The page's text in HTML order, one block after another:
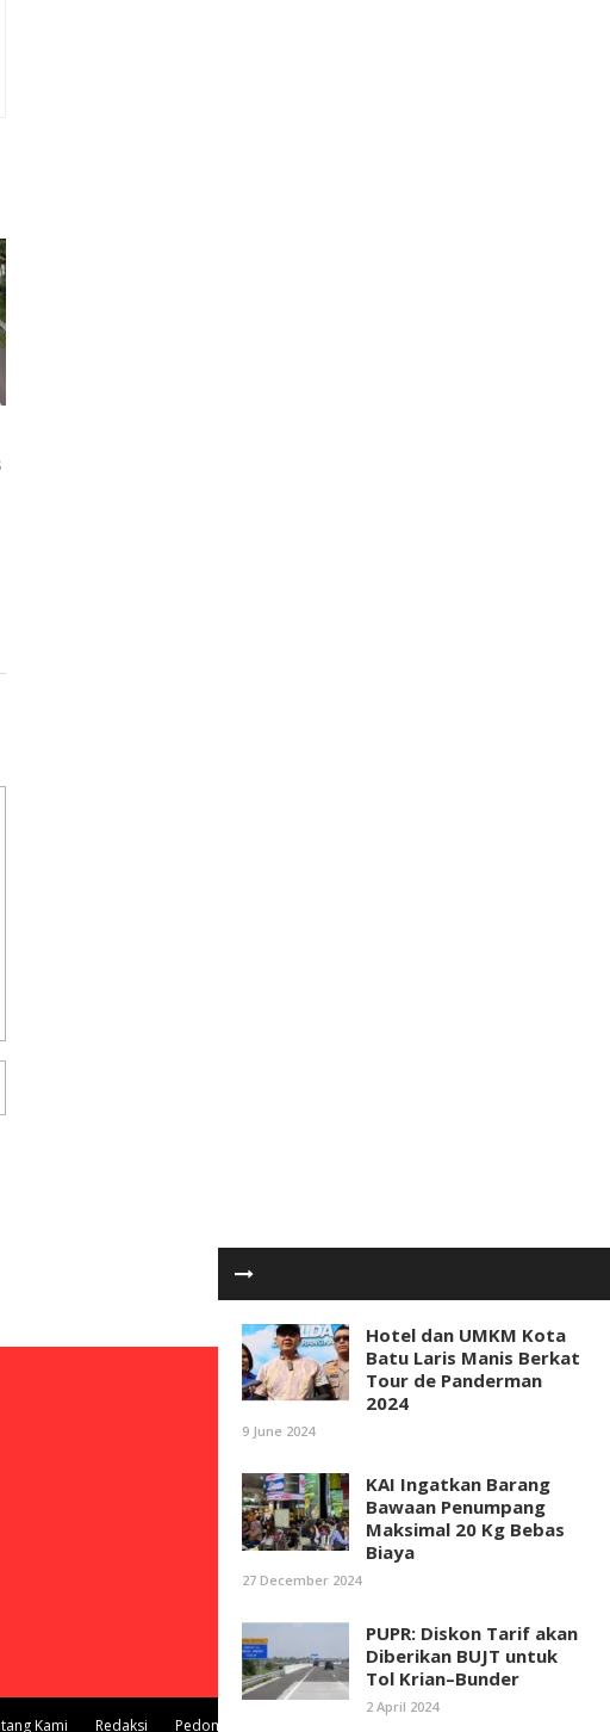
Hotel dan UMKM Kota
Batu Laris Manis Berkat
Tour de Panderman
2024
9 June 2024
KAI Ingatkan Barang
Bawaan Penumpang
Maksimal 20 Kg Bebas
Biaya
27 December 2024
PUPR: Diskon Tarif akan
Diberikan BUJT untuk
Tol Krian–Bunder
2 April 2024
Kami Redaksi Pedoman Media Siber